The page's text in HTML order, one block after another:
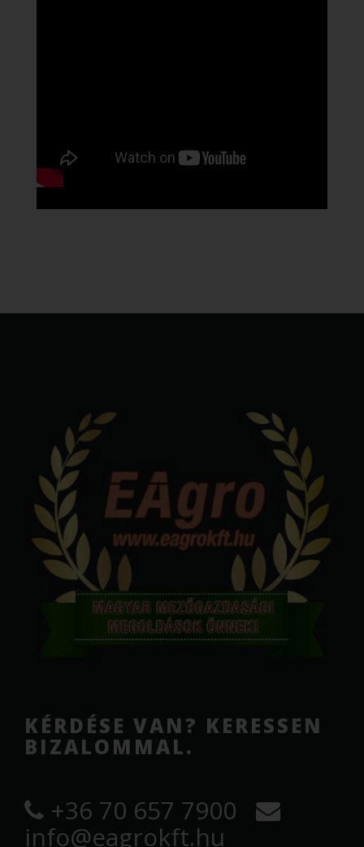
KÉRDÉSE VAN? KERESSEN
BIZALOMMAL.
+36 70 657 7900
info@eagrokft.hu